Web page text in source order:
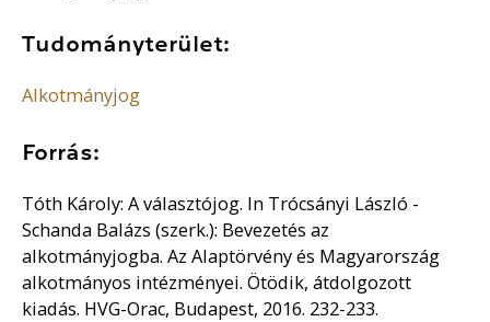
Tudományterület:
Alkotmányjog
Forrás:
Tóth Károly: A választójog. In Trócsányi László -
Schanda Balázs (szerk.): Bevezetés az
alkotmányjogba. Az Alaptörvény és Magyarország
alkotmányos intézményei. Ötödik, átdolgozott
kiadás. HVG-Orac, Budapest, 2016. 232-233.